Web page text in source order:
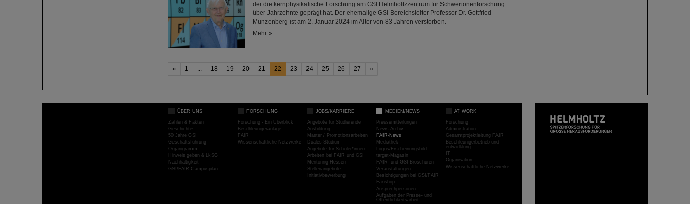
der die kernphysikalische Forschung am GSI Helmholtzzentrum für Schwerionenforschung
über Jahrzehnte geprägt hat. Der ehemalige GSI-Bereichsleiter Professor Dr. Gottfried
Münzenberg ist am 2. Januar 2024 im Alter von 83 Jahren verstorben.
Mehr »
« 1 ... 18 19 20 21 22 23 24 25 26 27 »
ÜBER UNS
Zahlen & Fakten
Geschichte
50 Jahre GSI
Geschäftsführung
Organigramm
Hinweis geben & LkSG
Nachhaltigkeit
GSI/FAIR-Campusplan
FORSCHUNG
Forschung - Ein Überblick
Beschleunigeranlage
FAIR
Wissenschaftliche Netzwerke
JOBS/KARRIERE
Angebote für Studierende
Ausbildung
Master / Promotionsarbeiten
Duales Studium
Angebote für Schüler*innen
Arbeiten bei FAIR und GSI
Mentoring Hessen
Stellenangebote
Initiativbewerbung
MEDIEN/NEWS
Pressemitteilungen
News-Archiv
FAIR-News
Mediathek
Logos/Erscheinungsbild
target-Magazin
FAIR- und GSI-Broschüren
Veranstaltungen
Besichtigungen bei GSI/FAIR
Fanshop
Ansprechpersonen
Aufgaben der Presse- und
Öffentlichkeitsarbeit
AT WORK
Forschung
Administration
Gesamtprojektleitung FAIR
Beschleunigerbetrieb und -
entwicklung
IT
Organisation
Wissenschaftliche Netzwerke